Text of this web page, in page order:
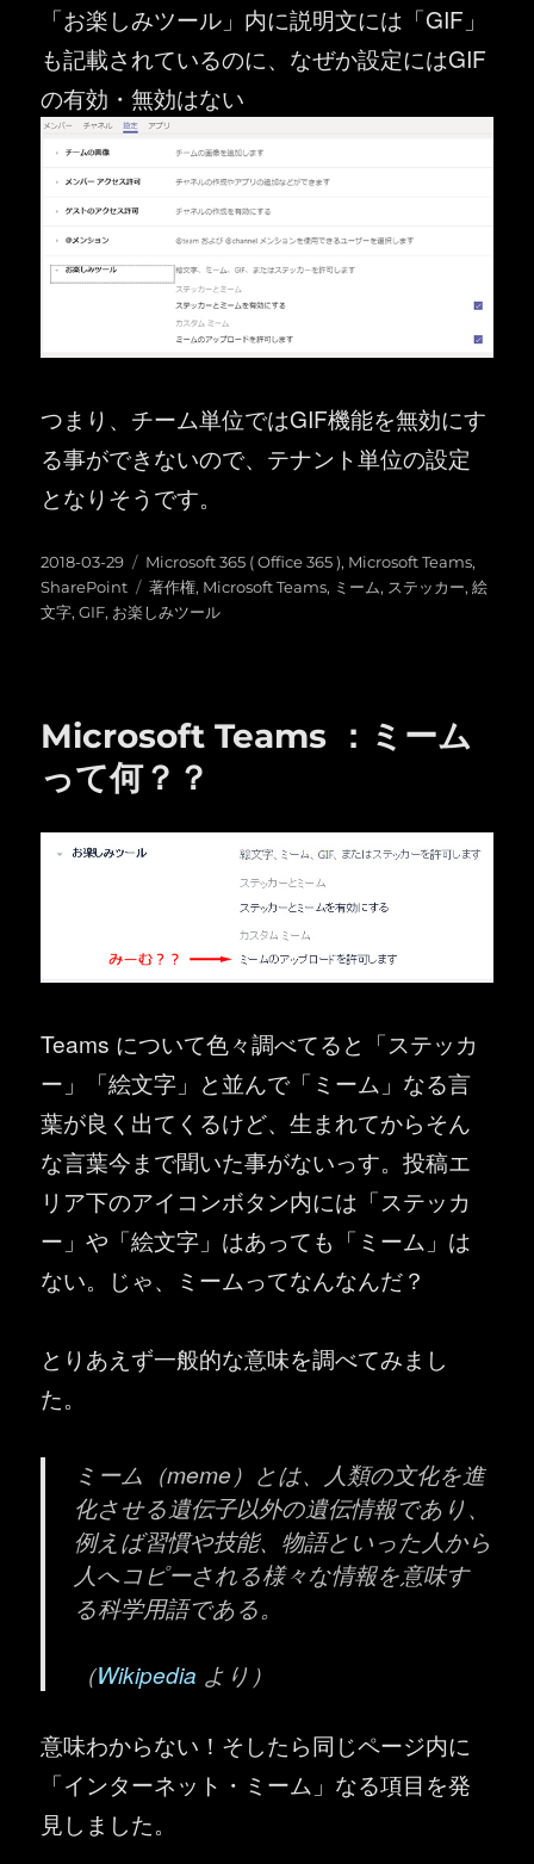
「お楽しみツール」内に説明文には「GIF」
も記載されているのに、なぜか設定にはGIF
の有効・無効はない
つまり、チーム単位ではGIF機能を無効にす
る事ができないので、テナント単位の設定
となりそうです。
投
稿
日:
2018-03-29
カ
テ
ゴ
Microsoft 365 ( Office 365 ), Microsoft Teams,
SharePoint
タ
グ
著作権, Microsoft Teams, ミーム, ステッカー,絵
文字,GIF, お楽しみツール
Microsoft Teams ：ミーム
って何？？
Teams について色々調べてると「ステッカ
ー」「絵文字」と並んで「ミーム」なる言
葉が良く出てくるけど、生まれてからそん
な言葉今まで聞いた事がないっす。投稿エ
リア下のアイコンボタン内には「ステッカ
ー」や「絵文字」はあっても「ミーム」は
ない。じゃ、ミームってなんなんだ？
とりあえず一般的な意味を調べてみまし
た。
ミーム（meme）とは、人類の文化を進
化させる遺伝子以外の遺伝情報であり、
例えば習慣や技能、物語といった人から
人へコピーされる様々な情報を意味す
る科学用語である。
（Wikipedia より）
意味わからない！そしたら同じページ内に
「インターネット・ミーム」なる項目を発
見しました。